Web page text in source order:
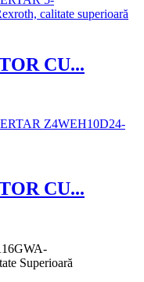
CU...
CU...